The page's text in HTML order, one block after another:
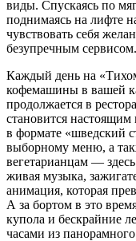
виды. Спускаясь по
поднимаясь на лифте
чувствовать себя
безупречным сервисом.
Каждый день на
кофемашины в вашей
продолжается в
становится
в формате «шведский
выборному меню, а
вегетарианцам —
живая музыка,
анимация, которая
А за бортом в это
купола и бескрайние
часами из панорамного